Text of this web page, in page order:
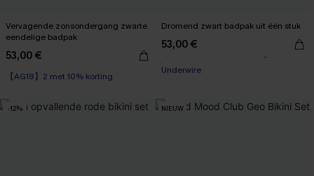
Vervagende zonsondergang zwarte
eendelige badpak
53,00 €
【AG18】2 met 10% korting
Dromend zwart badpak uit één stuk
53,00 €
【AG18】2 met 10% korting
Underwire
-12% NIEUW